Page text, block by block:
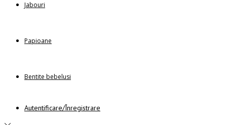
Jabouri
Papioane
Bentite bebelusi
Autentificare/Înregistrare